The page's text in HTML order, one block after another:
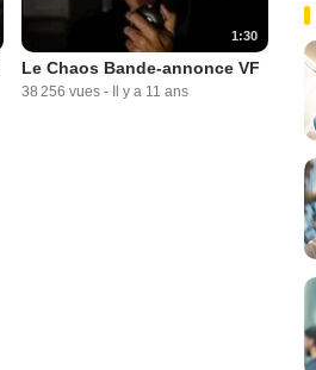
1:30
Le Chaos Bande-annonce VF
38 256 vues - Il y a 11 ans